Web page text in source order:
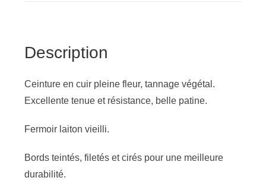
Description
Ceinture en cuir pleine fleur, tannage végétal.
Excellente tenue et résistance, belle patine.
Fermoir laiton vieilli.
Bords teintés, filetés et cirés pour une meilleure
durabilité.